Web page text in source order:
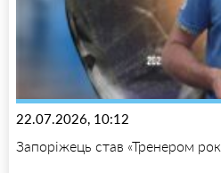
22.07.2026, 10:12
Запоріжець став «Тренером